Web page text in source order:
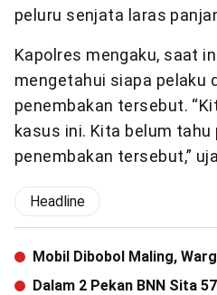
peluru senjata laras
Kapolres mengaku, saat
mengetahui siapa pelaku
penembakan tersebut.
kasus ini. Kita belum
penembakan tersebut,”
Headline
Mobil Dibobol Maling,
Kehilangan Uang dan
Dalam 2 Pekan BNN Sita